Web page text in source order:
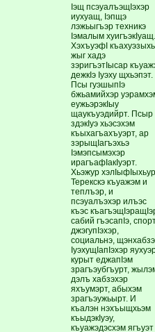
Iэщ псэуалъэщIэхэр
иухуащ, Iэпщэ
лэжьыгъэр техникэ
Iэмалым
ХэхъуэфI къахуэзыхь
жыг хадэ
зэригъэтIысар
дежкIэ Iуэху щхьэпэт.
Псы гуэшыпIэ
бжьамийхэр
еужьэрэкIыу
щаукъуэдийрт. Псыр
здэкIуэ хьэсэхэм
къыхагъахъуэрт, ар
зэрыщIагъэхьэ
Iэмэпсымэхэр
ирагъафIакIуэрт.
Хьэжур
Терекскэ къуажэм и
теплъэр, и
псэуалъэхэр илъэс
къэс
сабий гъэсапIэ,
джэгупIэхэр,
социальнэ, щэнхабзэ
IуэхущIапIэхэр
курыт еджапIэм
зрагъэубгъурт,
дэлъ хабзэхэр
яхъумэрт, абыхэм
зрагъэужьырт. И
къалэн нэхъыщхьэм
къыдэкIуэу,
къуажэдэсхэм ягъуэт